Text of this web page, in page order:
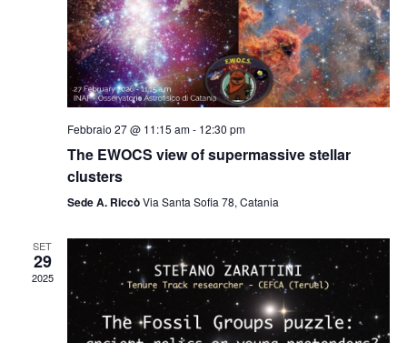
Febbraio 27 @ 11:15 am- 12:30 pm
The EWOCS view of supermassive stellar
clusters
Sede A. RiccòVia Santa Sofia 78, Catania
SET
29
2025